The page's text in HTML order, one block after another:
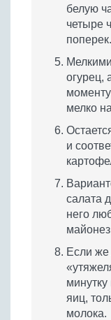
белую
четыре
поперек.
огурец,
мелко
и
салата
него
Если
минутку
яиц,
молока.